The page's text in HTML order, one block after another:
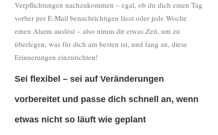
Verpflichtungen nachzukommen – egal, ob du dich einen Tag
vorher per E-Mail benachrichtigen lässt oder jede Woche
einen Alarm auslöst – also nimm dir etwas Zeit, um zu
überlegen, was für dich am besten ist, und fang an, diese
Erinnerungen einzurichten!
Sei flexibel – sei auf Veränderungen
vorbereitet und passe dich schnell an, wenn
etwas nicht so läuft wie geplant